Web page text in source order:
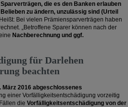
die es den Banken erlauben
zu ändern, unzulässig sind (Urteil
Bei vielen Prämiensparverträgen haben
„Betroffene Sparer können nach der
Nachberechnung und ggf.
für Darlehen
beachten
März 2016 abgeschlossenes
einer Vorfälligkeitsentschädigung vorzeitig
die Vorfälligkeitsentschädigung von der